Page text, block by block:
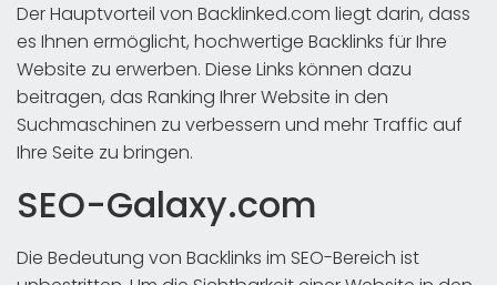
Der Hauptvorteil von Backlinked.com liegt darin, dass
es Ihnen ermöglicht, hochwertige Backlinks für Ihre
Website zu erwerben. Diese Links können dazu
beitragen, das Ranking Ihrer Website in den
Suchmaschinen zu verbessern und mehr Traffic auf
Ihre Seite zu bringen.
SEO-Galaxy.com
Die Bedeutung von Backlinks im SEO-Bereich ist